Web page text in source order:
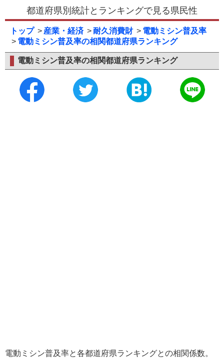
都道府県別統計とランキングで見る県民性
トップ 産業・経済 耐久消費財
電動ミシン普及率
電動ミシン普及率の相関都道府県ランキング
電動ミシン普及率の相関都道府県ランキング
電動ミシン普及率と各都道府県ランキングとの相関係数。